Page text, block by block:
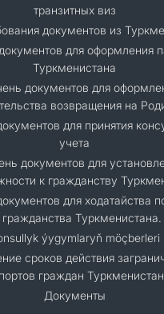
транзитных виз
документов из
для оформления
Туркменистана
документов для
возвращения на
для принятия
учета
документов для
к гражданству
для ходатайства
гражданства Туркменистана.
ýygymlaryň möçberleri
сроков действия
граждан
Документы